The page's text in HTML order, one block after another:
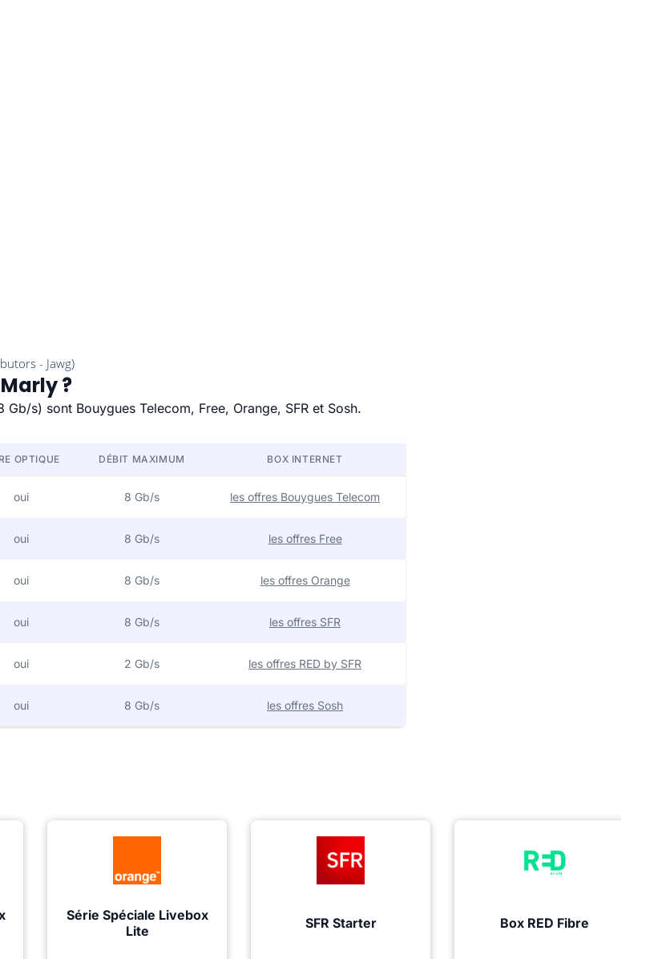
?
s) sont Bouygues Telecom, Free, Orange, SFR et Sosh.
OPTIQUE DÉBIT MAXIMUM BOX INTERNET
oui 8 Gb/s les offres Bouygues Telecom
oui 8 Gb/s les offres Free
oui 8 Gb/s les offres Orange
oui 8 Gb/s les offres SFR
oui 2 Gb/s les offres RED by SFR
oui 8 Gb/s les offres Sosh
Série Spéciale Livebox
Lite
SFR Starter Box RED Fibre